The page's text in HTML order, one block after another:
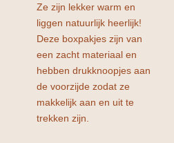
Ze zijn lekker warm en
liggen natuurlijk heerlijk!
Deze boxpakjes zijn van
een zacht materiaal en
hebben drukknoopjes aan
de voorzijde zodat ze
makkelijk aan en uit te
trekken zijn.